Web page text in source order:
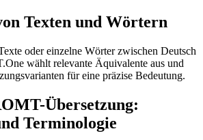
Texten und Wörtern
oder einzelne Wörter zwischen Deutsch
wählt relevante Äquivalente aus und
für eine präzise Bedeutung.
Übersetzung:
Terminologie